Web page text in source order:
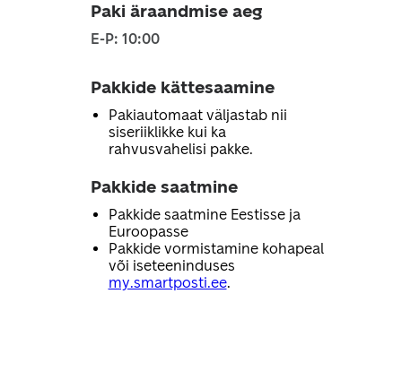
Paki äraandmise aeg
E-P: 10:00
Pakkide kättesaamine
Pakiautomaat väljastab nii
siseriiklikke kui ka
rahvusvahelisi pakke.
Pakkide saatmine
Pakkide saatmine Eestisse ja
Euroopasse
Pakkide vormistamine kohapeal
või iseteeninduses
my.smartposti.ee.